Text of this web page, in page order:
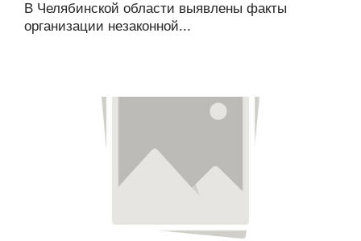
В Челябинской области выявлены факты
организации незаконной...